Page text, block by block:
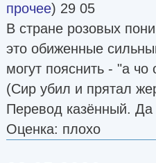
прочее) 29 05
В стране розовых
это обиженные
могут пояснить - "а чо
(Сир убил и прятал
Перевод казённый. Да
Оценка: плохо